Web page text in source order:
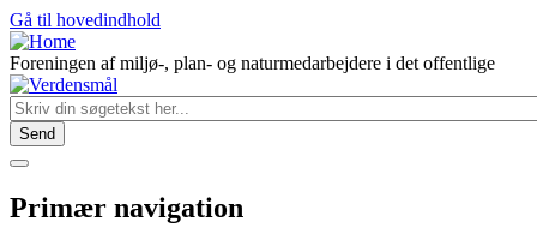
Gå til hovedindhold
Foreningen af miljø-, plan- og naturmedarbejdere i det offentlige
Primær navigation